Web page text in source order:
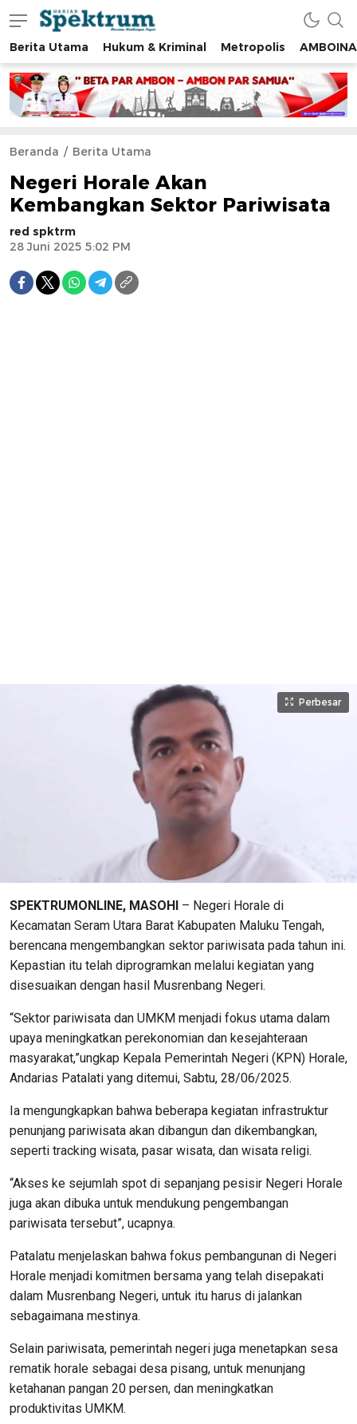
spektrumonline.com
Berita Utama Hukum & Kriminal Metropolis AMBOINA
Beranda Berita Utama
Negeri Horale Akan
Kembangkan Sektor Pariwisata
red spktrm
28 Juni 2025 5:02 PM
Perbesar
SPEKTRUMONLINE, MASOHI – Negeri Horale di
Kecamatan Seram Utara Barat Kabupaten Maluku Tengah,
berencana mengembangkan sektor pariwisata pada tahun ini.
Kepastian itu telah diprogramkan melalui kegiatan yang
disesuaikan dengan hasil Musrenbang Negeri.
“Sektor pariwisata dan UMKM menjadi fokus utama dalam
upaya meningkatkan perekonomian dan kesejahteraan
masyarakat,”ungkap Kepala Pemerintah Negeri (KPN) Horale,
Andarias Patalati yang ditemui, Sabtu, 28/06/2025.
Ia mengungkapkan bahwa beberapa kegiatan infrastruktur
penunjang pariwisata akan dibangun dan dikembangkan,
seperti tracking wisata, pasar wisata, dan wisata religi.
“Akses ke sejumlah spot di sepanjang pesisir Negeri Horale
juga akan dibuka untuk mendukung pengembangan
pariwisata tersebut”, ucapnya.
Patalatu menjelaskan bahwa fokus pembangunan di Negeri
Horale menjadi komitmen bersama yang telah disepakati
dalam Musrenbang Negeri, untuk itu harus di jalankan
sebagaimana mestinya.
Selain pariwisata, pemerintah negeri juga menetapkan sesa
rematik horale sebagai desa pisang, untuk menunjang
ketahanan pangan 20 persen, dan meningkatkan
produktivitas UMKM.